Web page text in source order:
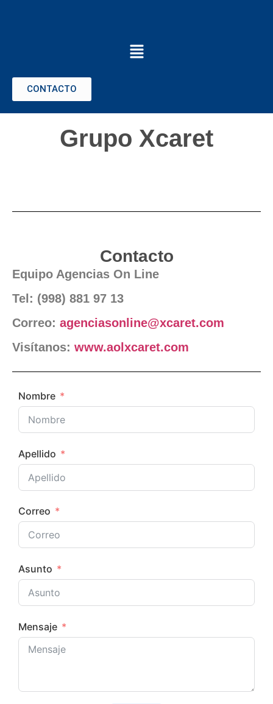
CONTACTO
Grupo Xcaret
Contacto
Equipo Agencias On Line
Tel: (998) 881 97 13
Correo: agenciasonline@xcaret.com
Visítanos: www.aolxcaret.com
Nombre
Apellido
Correo
Asunto
Mensaje